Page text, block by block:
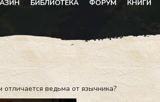
БИБЛИОТЕКА ФОРУМ КНИГИ
отличается ведьма от язычника?